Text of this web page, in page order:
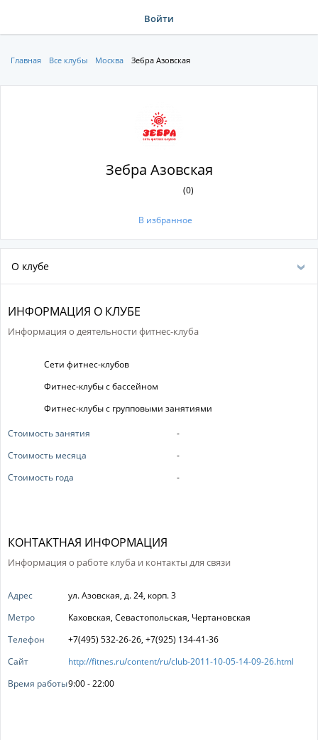
Войти
Главная Все клубы Москва Зебра Азовская
Зебра Азовская
(0)
В избранное
О клубе
ИНФОРМАЦИЯ О КЛУБЕ
Информация о деятельности фитнес-клуба
Сети фитнес-клубов
Фитнес-клубы с бассейном
Фитнес-клубы с групповыми занятиями
Стоимость занятия
-
Стоимость месяца
-
Стоимость года
-
КОНТАКТНАЯ ИНФОРМАЦИЯ
Информация о работе клуба и контакты для связи
Адрес
ул. Азовская, д. 24, корп. 3
Метро
Каховская, Севастопольская, Чертановская
Телефон
+7(495) 532-26-26, +7(925) 134-41-36
Сайт
http://fitnes.ru/content/ru/club-2011-10-05-14-09-26.html
Время работы9:00 - 22:00